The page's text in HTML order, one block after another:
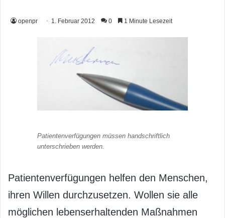
openpr 1. Februar 2012 0 1 Minute Lesezeit
Patientenverfügungen müssen handschriftlich
unterschrieben werden.
Patientenverfügungen helfen den Menschen,
ihren Willen durchzusetzen. Wollen sie alle
möglichen lebenserhaltenden Maßnahmen